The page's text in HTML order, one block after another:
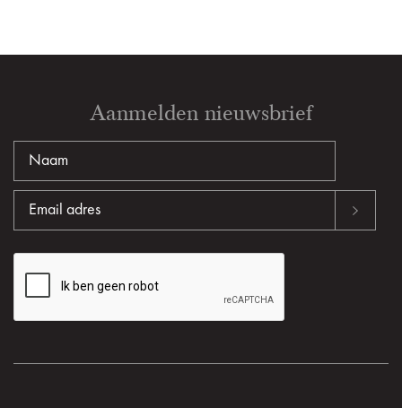
Aanmelden nieuwsbrief